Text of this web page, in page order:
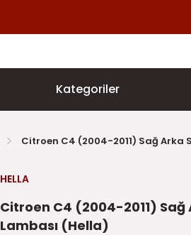
Kategoriler
Citroen C4 (2004-2011) Sağ Arka
HELLA
Citroen C4 (2004-2011) Sağ
Lambası (Hella)